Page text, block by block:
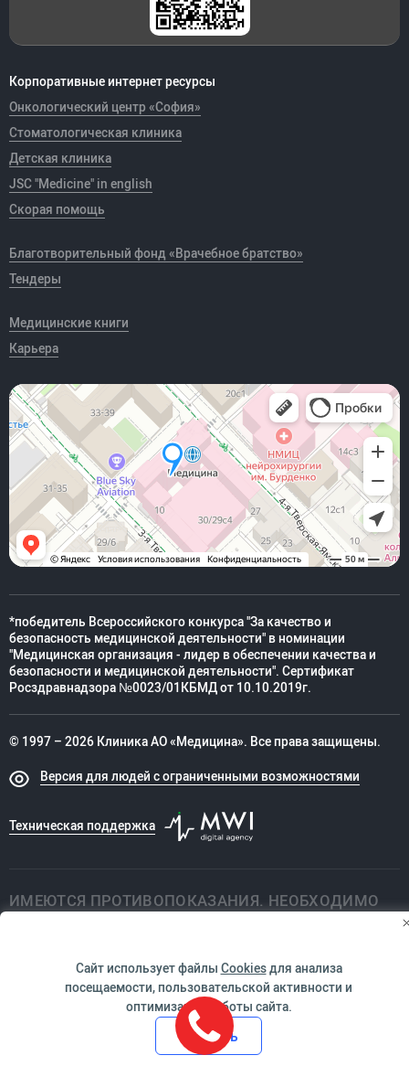
Корпоративные интернет ресурсы
Онкологический центр «София»
Стоматологическая клиника
Детская клиника
JSC "Medicine" in english
Скорая помощь
Благотворительный фонд «Врачебное братство»
Тендеры
Медицинские книги
Карьера
*победитель Всероссийского конкурса "За качество и
безопасность медицинской деятельности" в номинации
"Медицинская организация - лидер в обеспечении качества и
безопасности и медицинской деятельности". Сертификат
Росздравнадзора №0023/01КБМД от 10.10.2019г.
© 1997 – 2026 Клиника АО «Медицина». Все права защищены.
Версия для людей с ограниченными возможностями
Техническая поддержка
ИМЕЮТСЯ ПРОТИВОПОКАЗАНИЯ. НЕОБХОДИМО
Сайт использует файлы Cookiesдля анализа
посещаемости, пользовательской активности и
оптимизации работы сайта.
Принять